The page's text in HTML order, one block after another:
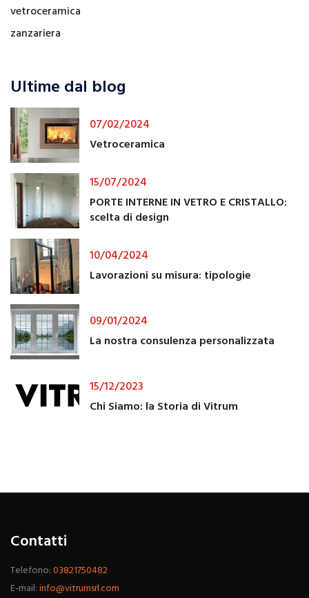
vetroceramica
zanzariera
Ultime dal blog
07/02/2024
Vetroceramica
15/07/2024
PORTE INTERNE IN VETRO E CRISTALLO:
scelta di design
10/04/2024
Lavorazioni su misura: tipologie
09/01/2024
La nostra consulenza personalizzata
15/12/2023
Chi Siamo: la Storia di Vitrum
Contatti
Telefono:03821750482
E-mail:info@vitrumsrl.com